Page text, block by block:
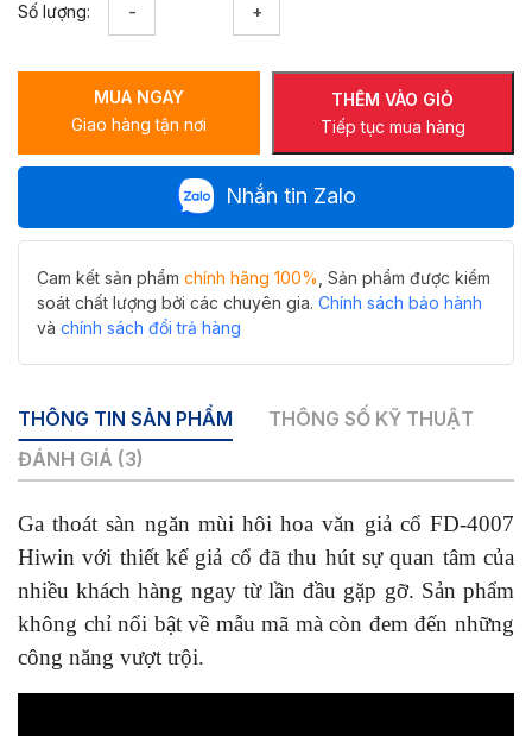
Số lượng:
ngăn
mùi
hoa
FD-
thoát
nhanh
số
THÊM VÀO GIỎ
Tiếp tục mua hàng
MUA NGAY
Giao hàng tận nơi
Nhắn tin Zalo
Cam kết sản phẩm chính hãng 100% , Sản phẩm được kiểm
soát chất lượng bởi các chuyên gia. Chính sách bảo hành
và chính sách đổi trả hàng
THÔNG TIN SẢN PHẨM
THÔNG SỐ KỸ THUẬT
ĐÁNH GIÁ (3)
Ga thoát sàn ngăn mùi hôi hoa văn giả cổ FD-4007
Hiwin với thiết kế giả cổ đã thu hút sự quan tâm của
nhiều khách hàng ngay từ lần đầu gặp gỡ. Sản phẩm
không chỉ nổi bật về mẫu mã mà còn đem đến những
công năng vượt trội.